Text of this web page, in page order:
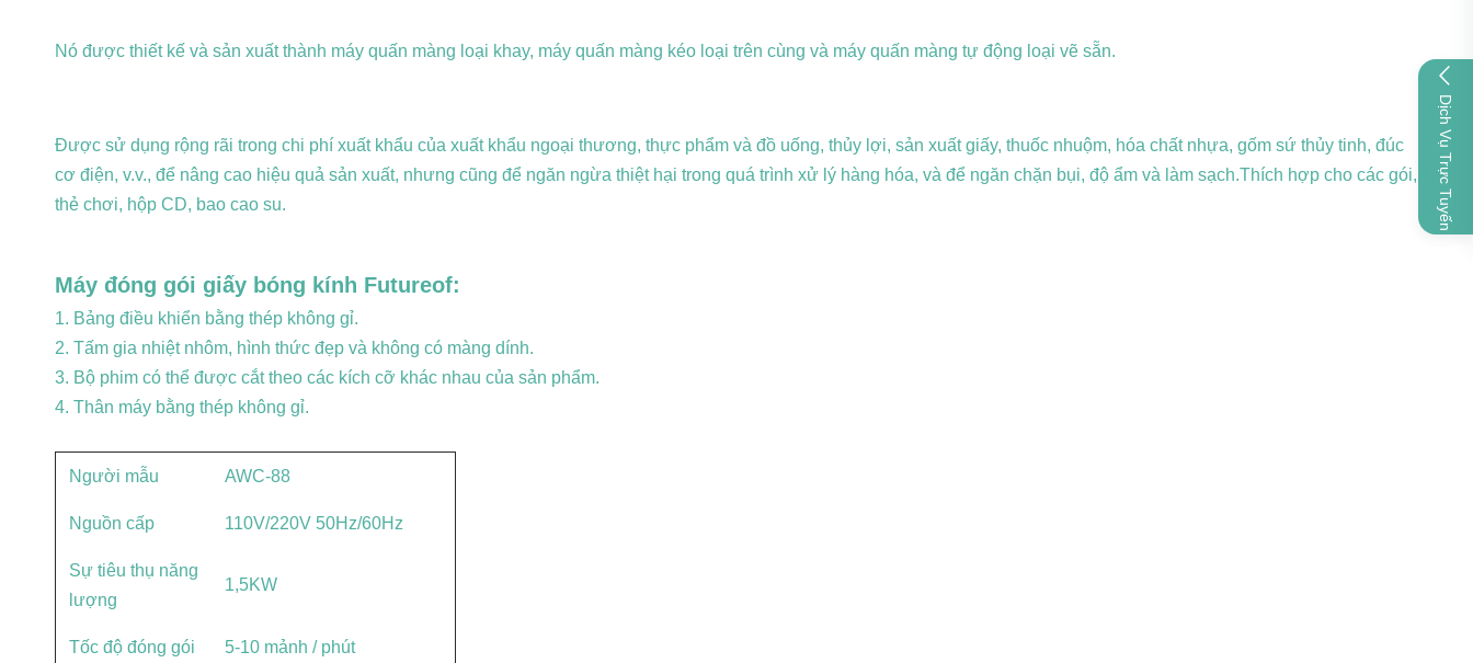
Dịch Vụ Trực Tuyến
Nó được thiết kế và sản xuất thành máy quấn màng loại khay, máy quấn màng kéo loại trên cùng và máy quấn màng tự động loại vẽ sẵn.
Được sử dụng rộng rãi trong chi phí xuất khẩu của xuất khẩu ngoại thương, thực phẩm và đồ uống, thủy lợi, sản xuất giấy, thuốc nhuộm, hóa chất nhựa, gốm sứ thủy tinh, đúc
cơ điện, v.v., để nâng cao hiệu quả sản xuất, nhưng cũng để ngăn ngừa thiệt hại trong quá trình xử lý hàng hóa, và để ngăn chặn bụi, độ ẩm và làm sạch.Thích hợp cho các gói,
thẻ chơi, hộp CD, bao cao su.
Máy đóng gói giấy bóng kính Futureof:
1. Bảng điều khiển bằng thép không gỉ.
2. Tấm gia nhiệt nhôm, hình thức đẹp và không có màng dính.
3. Bộ phim có thể được cắt theo các kích cỡ khác nhau của sản phẩm.
4. Thân máy bằng thép không gỉ.
Người mẫu AWC-88
Nguồn cấp 110V/220V 50Hz/60Hz
Sự tiêu thụ năng
lượng
1,5KW
Tốc độ đóng gói 5-10 mảnh / phút